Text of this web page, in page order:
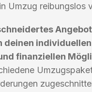
Umzug reibungslos
deinen individuellen
finanziellen